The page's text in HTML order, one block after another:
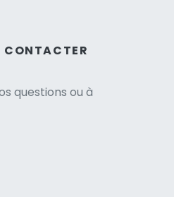
CONTACTER
questions ou à